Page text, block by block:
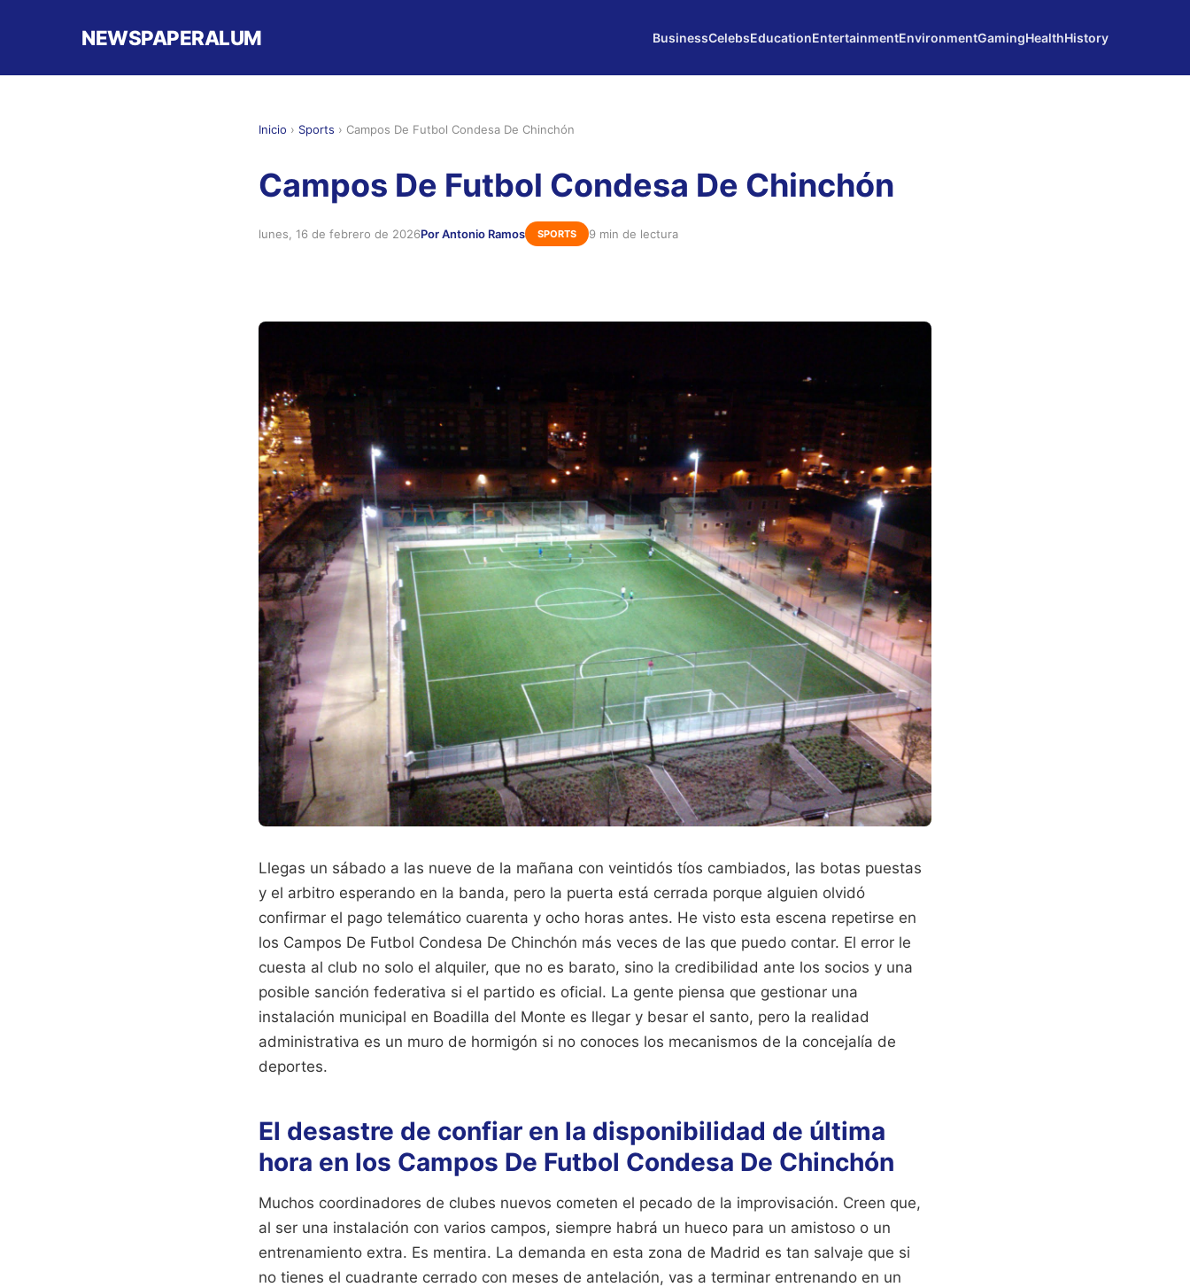
NEWSPAPERALUM BusinessCelebsEducationEntertainmentEnvironmentGamingHealthHistory
Inicio › Sports › Campos De Futbol Condesa De Chinchón
Campos De Futbol Condesa De Chinchón
lunes, 16 de febrero de 2026Por Antonio Ramos SPORTS 9 min de lectura
Llegas un sábado a las nueve de la mañana con veintidós tíos cambiados, las botas puestas
y el arbitro esperando en la banda, pero la puerta está cerrada porque alguien olvidó
confirmar el pago telemático cuarenta y ocho horas antes. He visto esta escena repetirse en
los Campos De Futbol Condesa De Chinchón más veces de las que puedo contar. El error le
cuesta al club no solo el alquiler, que no es barato, sino la credibilidad ante los socios y una
posible sanción federativa si el partido es oficial. La gente piensa que gestionar una
instalación municipal en Boadilla del Monte es llegar y besar el santo, pero la realidad
administrativa es un muro de hormigón si no conoces los mecanismos de la concejalía de
deportes.
El desastre de confiar en la disponibilidad de última
hora en los Campos De Futbol Condesa De Chinchón
Muchos coordinadores de clubes nuevos cometen el pecado de la improvisación. Creen que,
al ser una instalación con varios campos, siempre habrá un hueco para un amistoso o un
entrenamiento extra. Es mentira. La demanda en esta zona de Madrid es tan salvaje que si
no tienes el cuadrante cerrado con meses de antelación, vas a terminar entrenando en un